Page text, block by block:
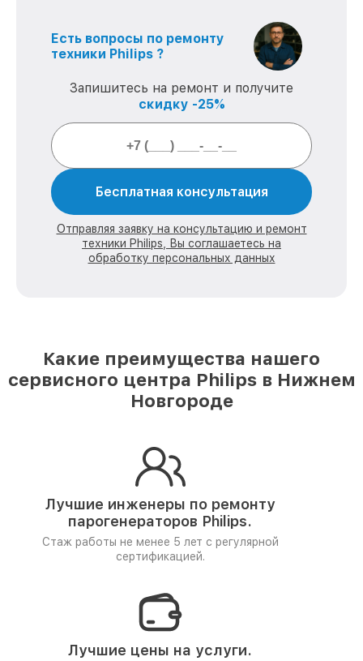
Есть вопросы по ремонту
техники Philips ?
Запишитесь на ремонт и получите
скидку -25%
Бесплатная консультация
Отправляя заявку на консультацию и ремонт
техники Philips, Вы соглашаетесь на
обработку персональных данных
Какие преимущества нашего
сервисного центра Philips в Нижнем
Новгороде
Лучшие инженеры по ремонту
парогенераторов Philips.
Стаж работы не менее 5 лет с регулярной
сертификацией.
Лучшие цены на услуги.